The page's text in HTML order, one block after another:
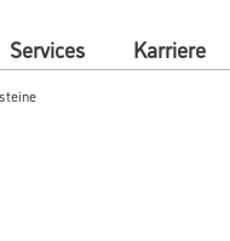
Services Karriere